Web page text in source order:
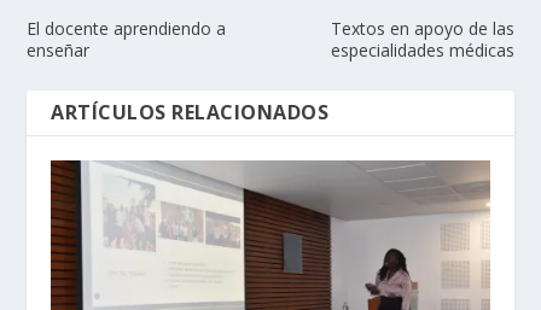
El docente aprendiendo a
enseñar
Textos en apoyo de las
especialidades médicas
ARTÍCULOS RELACIONADOS